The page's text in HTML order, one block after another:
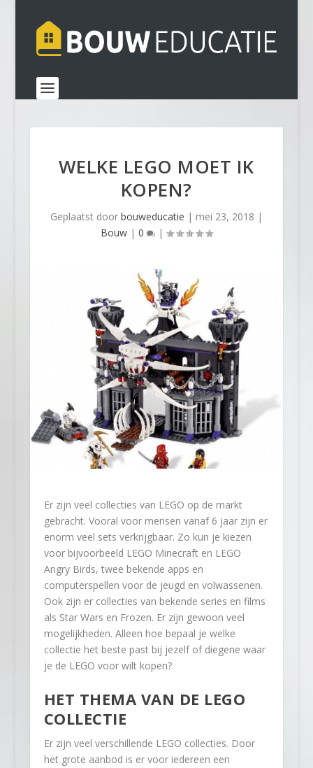
WELKE LEGO MOET IK
KOPEN?
Geplaatst door bouweducatie | mei 23, 2018 |
Bouw| 0 |
Er zijn veel collecties van LEGO op de markt
gebracht. Vooral voor mensen vanaf 6 jaar zijn er
enorm veel sets verkrijgbaar. Zo kun je kiezen
voor bijvoorbeeld LEGO Minecraft en LEGO
Angry Birds, twee bekende apps en
computerspellen voor de jeugd en volwassenen.
Ook zijn er collecties van bekende series en films
als Star Wars en Frozen. Er zijn gewoon veel
mogelijkheden. Alleen hoe bepaal je welke
collectie het beste past bij jezelf of diegene waar
je de LEGO voor wilt kopen?
HET THEMA VAN DE LEGO
COLLECTIE
Er zijn veel verschillende LEGO collecties. Door
het grote aanbod is er voor iedereen een